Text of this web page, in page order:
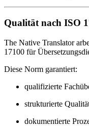
Qualität nach ISO
The Native Translator
17100 für
Diese Norm garantiert:
qualifizierte
strukturierte
dokumentierte